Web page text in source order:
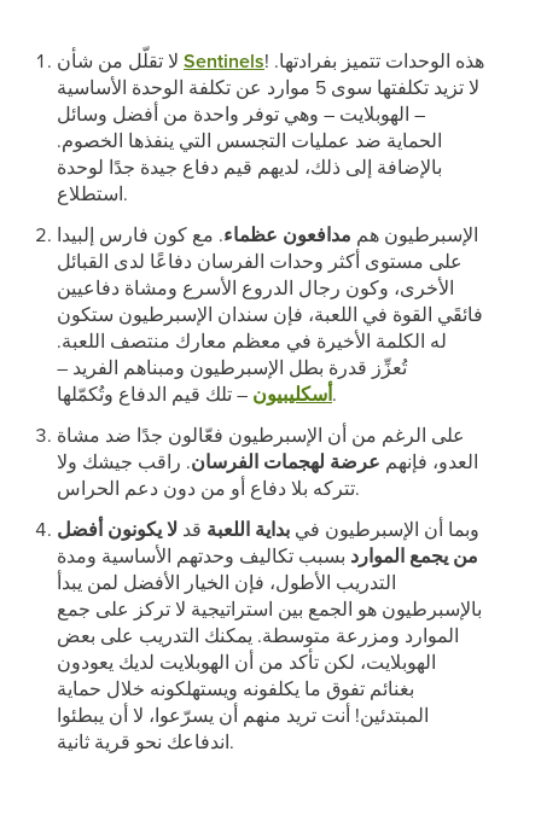
Sentinels! هذه الوحدات تتميز بفرادتها.
لا تزيد تكلفتها سوى 5 موارد عن تكلفة الوحدة الأساسية
– الهوبلايت – وهي توفر واحدة من أفضل وسائل
الحماية ضد عمليات التجسس التي ينفذها الخصوم.
بالإضافة إلى ذلك، لديهم قيم دفاع جيدة جدًا لوحدة
استطلاع.
الإسبرطيون هم مدافعون عظماء. مع كون فارس إلبيدا
على مستوى أكثر وحدات الفرسان دفاعًا لدى القبائل
الأخرى، وكون رجال الدروع الأسرع ومشاة دفاعيين
فائقَي القوة في اللعبة، فإن سندان الإسبرطيون ستكون
له الكلمة الأخيرة في معظم معارك منتصف اللعبة.
تُعزِّز قدرة بطل الإسبرطيون ومبناهم الفريد –
أسكليبيون– تلك قيم الدفاع وتُكمّلها.
على الرغم من أن الإسبرطيون فعّالون جدًا ضد مشاة
العدو، فإنهم عرضة لهجمات الفرسان. راقب جيشك ولا
تتركه بلا دفاع أو من دون دعم الحراس.
وبما أن الإسبرطيون في بداية اللعبة قد لا يكونون أفضل
من يجمع الموارد بسبب تكاليف وحدتهم الأساسية ومدة
التدريب الأطول، فإن الخيار الأفضل لمن يبدأ
بالإسبرطيون هو الجمع بين استراتيجية لا تركز على جمع
الموارد ومزرعة متوسطة. يمكنك التدريب على بعض
الهوبلايت، لكن تأكد من أن الهوبلايت لديك يعودون
بغنائم تفوق ما يكلفونه ويستهلكونه خلال حماية
المبتدئين! أنت تريد منهم أن يسرّعوا، لا أن يبطئوا
اندفاعك نحو قرية ثانية.